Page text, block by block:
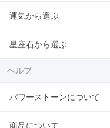
運気から選ぶ
星座石から選ぶ
ヘルプ
パワーストーンについて
商品について